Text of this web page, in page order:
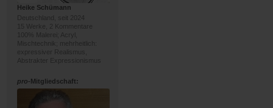
Heike Schümann
Deutschland, seit 2024
15 Werke, 2 Kommentare
100% Malerei; Acryl,
Mischtechnik; mehrheitlich:
expressiver Realismus,
Abstrakter Expressionismus
pro-Mitgliedschaft: